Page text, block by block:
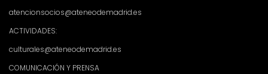
atencionsocios@ateneodemadrid.es
ACTIVIDADES:
culturales@ateneodemadrid.es
COMUNICACIÓN Y PRENSA